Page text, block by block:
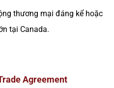
thương mại đáng kể hoặc
tại Canada.
Agreement